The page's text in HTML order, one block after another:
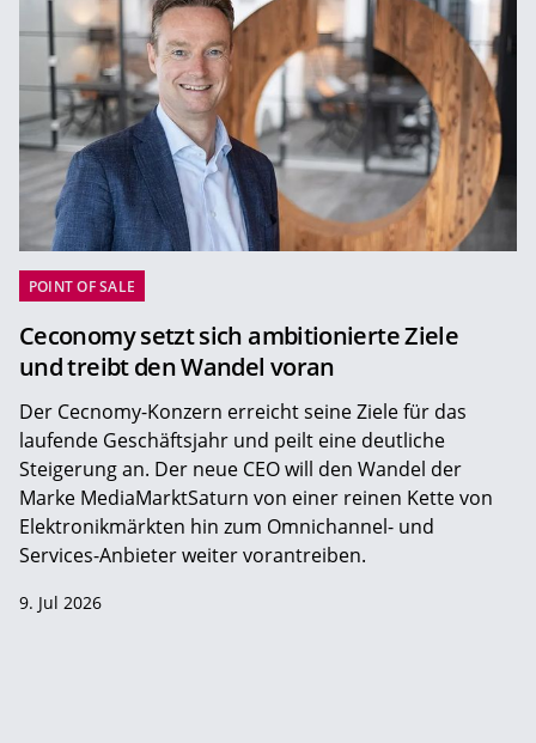
POINT OF SALE
Ceconomy setzt sich ambitionierte Ziele
und treibt den Wandel voran
Der Cecnomy-Konzern erreicht seine Ziele für das
laufende Geschäftsjahr und peilt eine deutliche
Steigerung an. Der neue CEO will den Wandel der
Marke MediaMarktSaturn von einer reinen Kette von
Elektronikmärkten hin zum Omnichannel- und
Services-Anbieter weiter vorantreiben.
9. Jul 2026